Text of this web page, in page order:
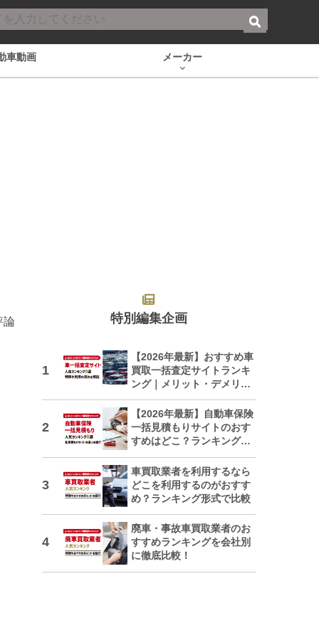
車動画 メーカー
論 特別編集企画
【2026年最新】おすすめ車
買取一括査定サイトランキ
ング｜メリット・デメリッ
トも解説
【2026年最新】自動車保険
一括見積もりサイトのおす
すめはどこ？ランキングで
車買取業者を利用するなら
どこを利用するのがおすす
め？ランキング形式で比較
廃車・事故車買取業者のお
すすめランキングを会社別
に徹底比較！